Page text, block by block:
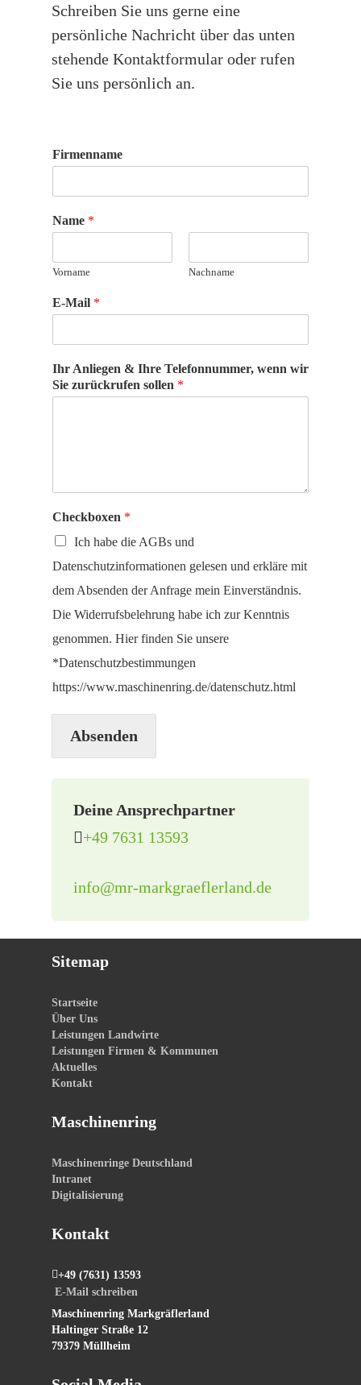
Schreiben Sie uns gerne eine
persönliche Nachricht über das unten
stehende Kontaktformular oder rufen
Sie uns persönlich an.
Firmenname
Name *
Vorname Nachname
E-Mail *
Ihr Anliegen & Ihre Telefonnummer, wenn wir
Sie zurückrufen sollen *
Checkboxen *
Ich habe die AGBs und
Datenschutzinformationen gelesen und erkläre mit
dem Absenden der Anfrage mein Einverständnis.
Die Widerrufsbelehrung habe ich zur Kenntnis
genommen. Hier finden Sie unsere
*Datenschutzbestimmungen
https://www.maschinenring.de/datenschutz.html
Absenden
Deine Ansprechpartner
+49 7631 13593
info@mr-markgraeflerland.de
Sitemap
Startseite
Über Uns
Leistungen Landwirte
Leistungen Firmen & Kommunen
Aktuelles
Kontakt
Maschinenring
Maschinenringe Deutschland
Intranet
Digitalisierung
Kontakt
+49 (7631) 13593
E-Mail schreiben
Maschinenring Markgräflerland
Haltinger Straße 12
79379 Müllheim